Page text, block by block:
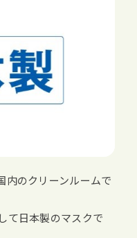
内のクリーンルームで
て日本製のマスクで